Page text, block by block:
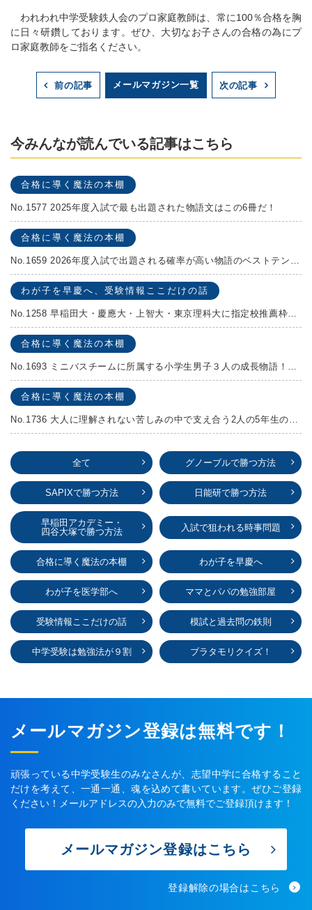
われわれ中学受験鉄人会のプロ家庭教師は、常に100％合格を胸
に日々研鑽しております。ぜひ、大切なお子さんの合格の為にプ
ロ家庭教師をご指名ください。
前の記事 メールマガジン一覧 次の記事
今みんなが読んでいる記事はこちら
合格に導く魔法の本棚
No.1577 2025年度入試で最も出題された物語文はこの6冊だ！
合格に導く魔法の本棚
No.1659 2026年度入試で出題される確率が高い物語のベストテンを発表します！
わが子を早慶へ、受験情報ここだけの話
No.1258 早稲田大・慶應大・上智大・東京理科大に指定校推薦枠がある学校
合格に導く魔法の本棚
No.1693 ミニバスチームに所属する小学生男子３人の成長物語！『ポジション！』高田由紀子 予想問題付き！
合格に導く魔法の本棚
No.1736 大人に理解されない苦しみの中で支え合う2人の5年生の成長物語！『夏の迷子』村上しいこ
全て グノーブルで勝つ方法
SAPIXで勝つ方法 日能研で勝つ方法
早稲田アカデミー・
四谷大塚で勝つ方法
入試で狙われる時事問題
合格に導く魔法の本棚 わが子を早慶へ
わが子を医学部へ ママとパパの勉強部屋
受験情報ここだけの話 模試と過去問の鉄則
中学受験は勉強法が９割 ブラタモリクイズ！
メールマガジン登録は無料です！
頑張っている中学受験生のみなさんが、志望中学に合格すること
だけを考えて、一通一通、魂を込めて書いています。ぜひご登録
ください！メールアドレスの入力のみで無料でご登録頂けます！
メールマガジン登録はこちら
登録解除の場合はこちら